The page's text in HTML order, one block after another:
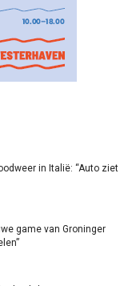
in Italië: “Auto ziet
game van Groninger